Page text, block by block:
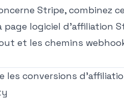
Stripe, combinez
page logiciel d'affiliation
et les chemins
les conversions